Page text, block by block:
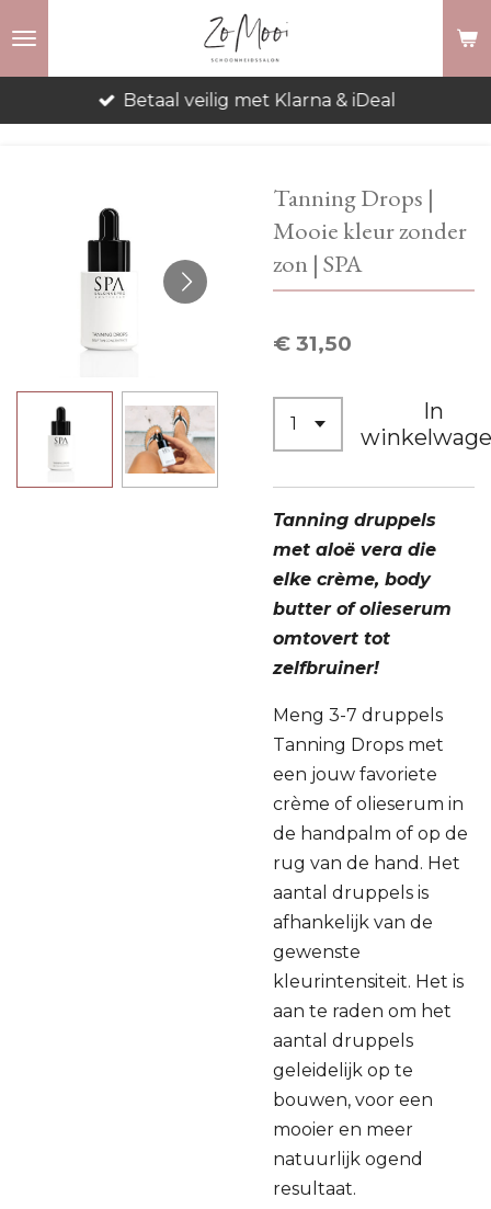
Betaal veilig met Klarna & iDeal
Tanning Drops |
Mooie kleur zonder
zon | SPA
€ 31,50
In
Tanning druppels
met aloë vera die
elke crème, body
butter of olieserum
omtovert tot
zelfbruiner!
Meng 3-7 druppels
Tanning Drops met
een jouw favoriete
crème of olieserum in
de handpalm of op de
rug van de hand. Het
aantal druppels is
afhankelijk van de
gewenste
kleurintensiteit. Het is
aan te raden om het
aantal druppels
geleidelijk op te
bouwen, voor een
mooier en meer
natuurlijk ogend
resultaat.